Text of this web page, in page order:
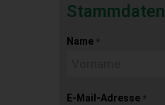
Stammdaten
Name *
E-Mail-Adresse *